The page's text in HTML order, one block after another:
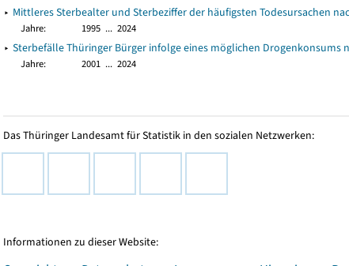
▸ Mittleres Sterbealter und Sterbeziffer der häufigsten Todesursachen
Jahre: 1995 ... 2024
▸ Sterbefälle Thüringer Bürger infolge eines möglichen Drogenkonsums
Jahre: 2001 ... 2024
Das Thüringer Landesamt für Statistik in den sozialen Netzwerken:
Informationen zu dieser Website: